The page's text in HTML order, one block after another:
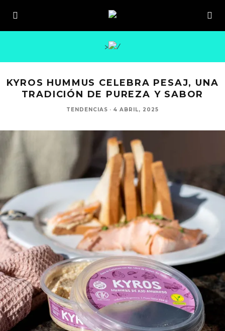
>
KYROS HUMMUS CELEBRA PESAJ, UNA
TRADICIÓN DE PUREZA Y SABOR
TENDENCIAS · 4 ABRIL, 2025